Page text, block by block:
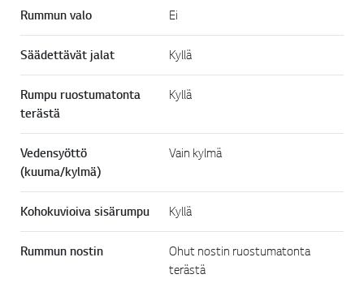
Rummun valo Ei
Säädettävät jalat Kyllä
Rumpu ruostumatonta
terästä
Kyllä
Vedensyöttö
(kuuma/kylmä)
Vain kylmä
Kohokuvioiva sisärumpu Kyllä
Rummun nostin
Ohut nostin ruostumatonta
terästä